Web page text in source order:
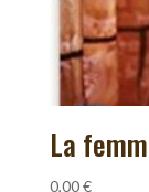
La
0,00€